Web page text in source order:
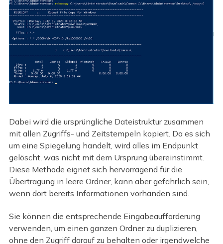
Dabei wird die ursprüngliche Dateistruktur zusammen
mit allen Zugriffs- und Zeitstempeln kopiert. Da es sich
um eine Spiegelung handelt, wird alles im Endpunkt
gelöscht, was nicht mit dem Ursprung übereinstimmt.
Diese Methode eignet sich hervorragend für die
Übertragung in leere Ordner, kann aber gefährlich sein,
wenn dort bereits Informationen vorhanden sind.
Sie können die entsprechende Eingabeaufforderung
verwenden, um einen ganzen Ordner zu duplizieren,
ohne den Zugriff darauf zu behalten oder irgendwelche